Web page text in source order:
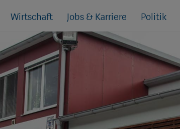
Wirtschaft Jobs & Karriere Politik